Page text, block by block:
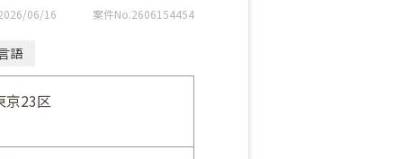
06/16 案件No.2606154454
語
京23区